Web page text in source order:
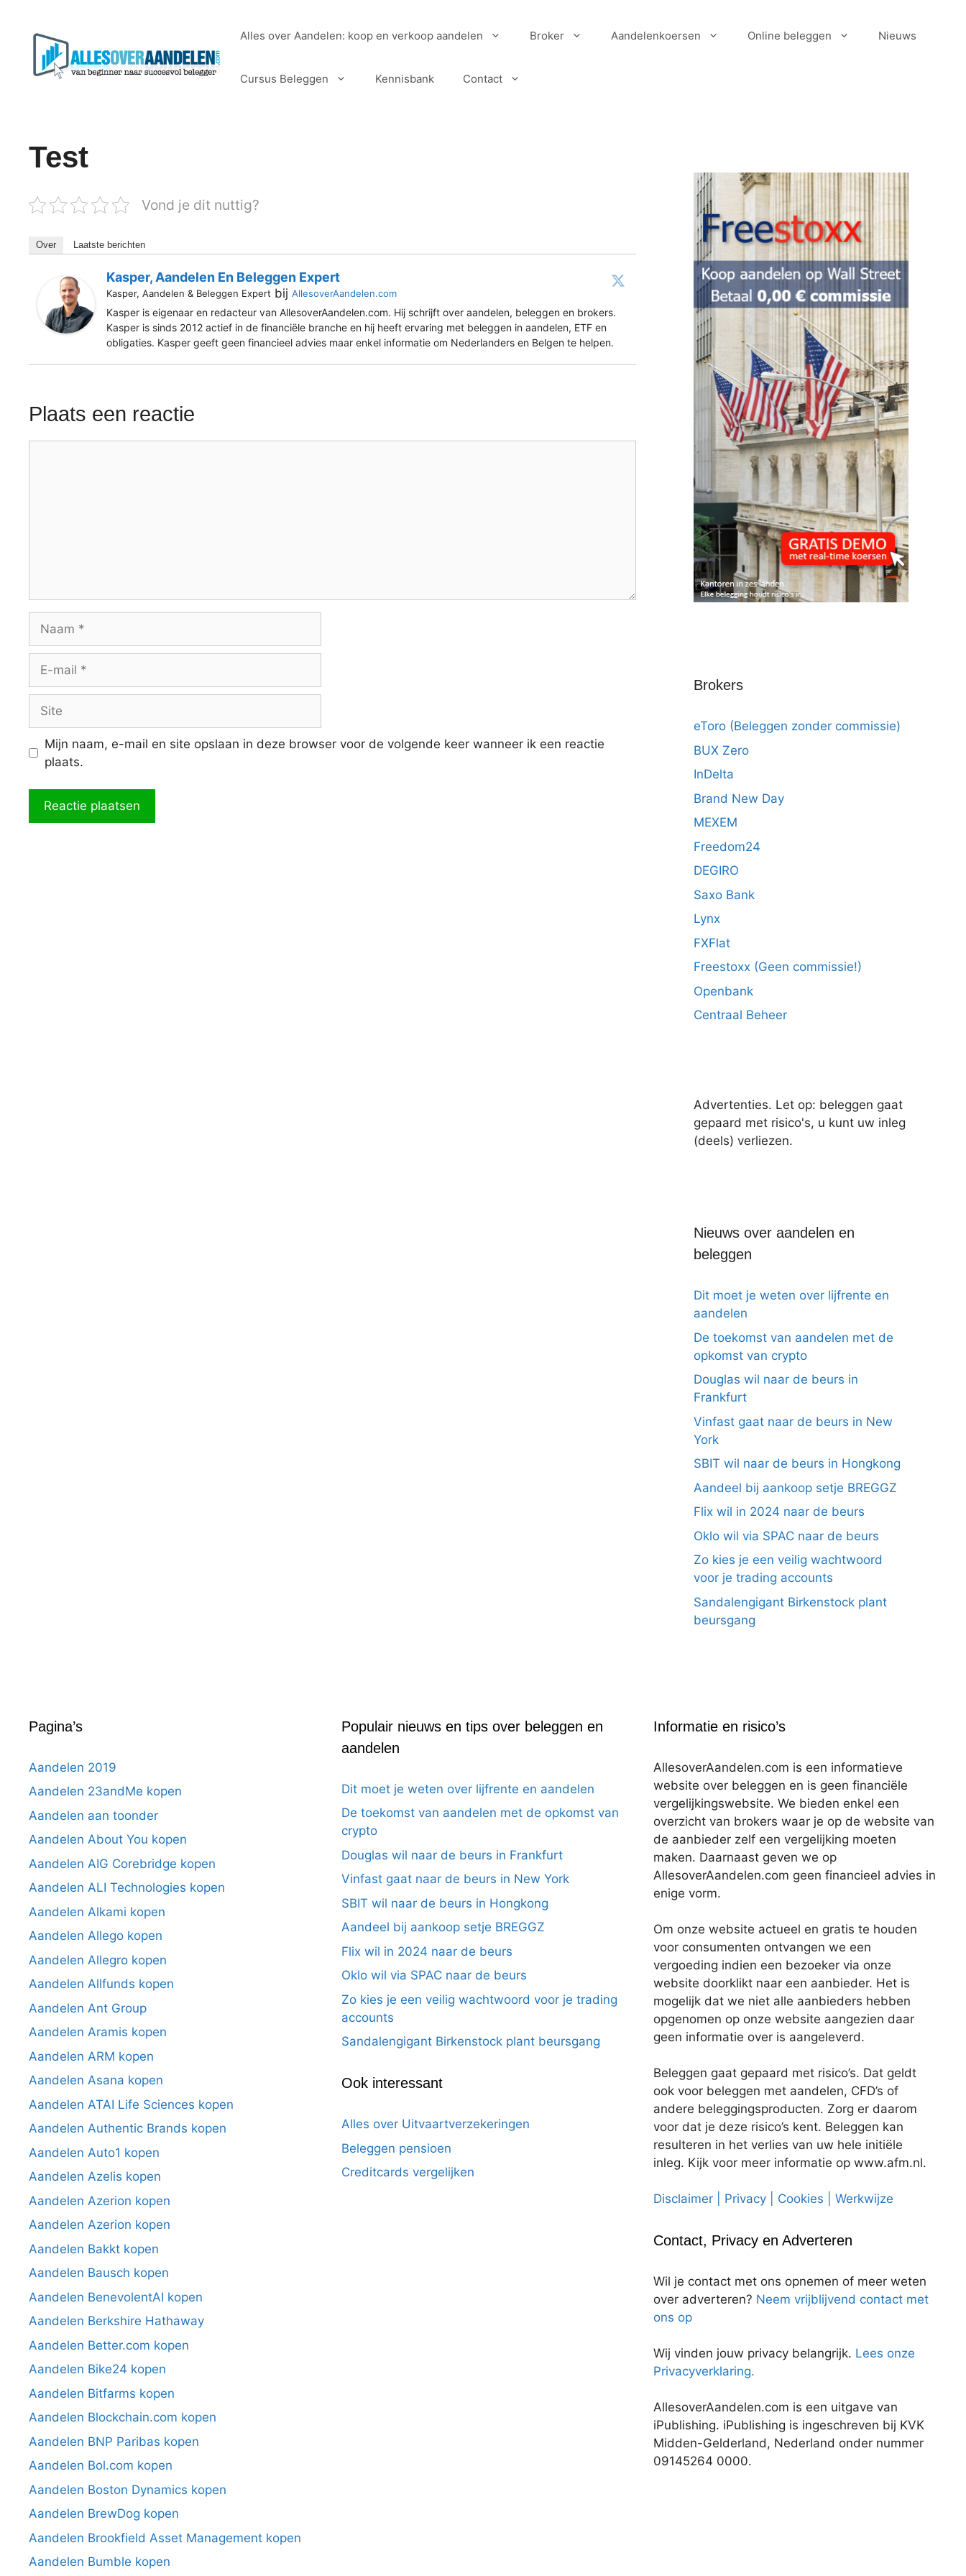
Alles over Aandelen: koop en verkoop aandelen Broker Aandelenkoersen Online beleggen Nieuws
Cursus Beleggen Kennisbank Contact
Test
Vond je dit nuttig?
Over Laatste berichten
Kasper, Aandelen En Beleggen Expert
Kasper, Aandelen & Beleggen Expert bij AllesoverAandelen.com
Kasper is eigenaar en redacteur van AllesoverAandelen.com. Hij schrijft over aandelen, beleggen en brokers.
Kasper is sinds 2012 actief in de financiële branche en hij heeft ervaring met beleggen in aandelen, ETF en
obligaties. Kasper geeft geen financieel advies maar enkel informatie om Nederlanders en Belgen te helpen.
Plaats een reactie
mail
Mijn naam, e-mail en site opslaan in deze browser voor de volgende keer wanneer ik een reactie
plaats.
Brokers
eToro (Beleggen zonder commissie)
BUX Zero
InDelta
Brand New Day
MEXEM
Freedom24
DEGIRO
Saxo Bank
Lynx
FXFlat
Freestoxx (Geen commissie!)
Openbank
Centraal Beheer
Advertenties. Let op: beleggen gaat
gepaard met risico's, u kunt uw inleg
(deels) verliezen.
Nieuws over aandelen en
beleggen
Dit moet je weten over lijfrente en
aandelen
De toekomst van aandelen met de
opkomst van crypto
Douglas wil naar de beurs in
Frankfurt
Vinfast gaat naar de beurs in New
York
SBIT wil naar de beurs in Hongkong
Aandeel bij aankoop setje BREGGZ
Flix wil in 2024 naar de beurs
Oklo wil via SPAC naar de beurs
Zo kies je een veilig wachtwoord
voor je trading accounts
Sandalengigant Birkenstock plant
beursgang
Pagina’s
Aandelen 2019
Aandelen 23andMe kopen
Aandelen aan toonder
Aandelen About You kopen
Aandelen AIG Corebridge kopen
Aandelen ALI Technologies kopen
Aandelen Alkami kopen
Aandelen Allego kopen
Aandelen Allegro kopen
Aandelen Allfunds kopen
Aandelen Ant Group
Aandelen Aramis kopen
Aandelen ARM kopen
Aandelen Asana kopen
Aandelen ATAI Life Sciences kopen
Aandelen Authentic Brands kopen
Aandelen Auto1 kopen
Aandelen Azelis kopen
Aandelen Azerion kopen
Aandelen Azerion kopen
Aandelen Bakkt kopen
Aandelen Bausch kopen
Aandelen BenevolentAI kopen
Aandelen Berkshire Hathaway
Aandelen Better.com kopen
Aandelen Bike24 kopen
Aandelen Bitfarms kopen
Aandelen Blockchain.com kopen
Aandelen BNP Paribas kopen
Aandelen Bol.com kopen
Aandelen Boston Dynamics kopen
Aandelen BrewDog kopen
Aandelen Brookfield Asset Management kopen
Aandelen Bumble kopen
Populair nieuws en tips over beleggen en
aandelen
Dit moet je weten over lijfrente en aandelen
De toekomst van aandelen met de opkomst van
crypto
Douglas wil naar de beurs in Frankfurt
Vinfast gaat naar de beurs in New York
SBIT wil naar de beurs in Hongkong
Aandeel bij aankoop setje BREGGZ
Flix wil in 2024 naar de beurs
Oklo wil via SPAC naar de beurs
Zo kies je een veilig wachtwoord voor je trading
accounts
Sandalengigant Birkenstock plant beursgang
Ook interessant
Alles over Uitvaartverzekeringen
Beleggen pensioen
Creditcards vergelijken
Informatie en risico’s
AllesoverAandelen.com is een informatieve
website over beleggen en is geen financiële
vergelijkingswebsite. We bieden enkel een
overzicht van brokers waar je op de website van
de aanbieder zelf een vergelijking moeten
maken. Daarnaast geven we op
AllesoverAandelen.com geen financieel advies in
enige vorm.
Om onze website actueel en gratis te houden
voor consumenten ontvangen we een
vergoeding indien een bezoeker via onze
website doorklikt naar een aanbieder. Het is
mogelijk dat we niet alle aanbieders hebben
opgenomen op onze website aangezien daar
geen informatie over is aangeleverd.
Beleggen gaat gepaard met risico’s. Dat geldt
ook voor beleggen met aandelen, CFD’s of
andere beleggingsproducten. Zorg er daarom
voor dat je deze risico’s kent. Beleggen kan
resulteren in het verlies van uw hele initiële
inleg. Kijk voor meer informatie op www.afm.nl.
Disclaimer | Privacy | Cookies | Werkwijze
Contact, Privacy en Adverteren
Wil je contact met ons opnemen of meer weten
over adverteren? Neem vrijblijvend contact met
ons op
Wij vinden jouw privacy belangrijk. Lees onze
Privacyverklaring.
AllesoverAandelen.com is een uitgave van
iPublishing. iPublishing is ingeschreven bij KVK
Midden-Gelderland, Nederland onder nummer
09145264 0000.